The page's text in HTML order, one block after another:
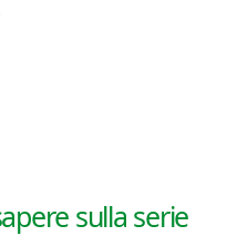
sulla serie